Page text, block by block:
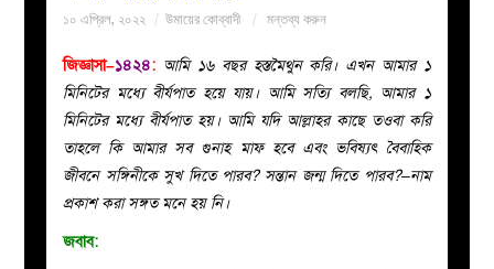
নারীদের
পাতা
প্রশ্ন
১০ এপ্রিল, ২০২২ উমায়ের কোব্বাদী মন্তব্য করুন
জিজ্ঞাসা–১৪২৪: আমি ১৬ বছর হস্তমৈথুন করি। এখন আমার ১
মিনিটের মধ্যে বীর্যপাত হয়ে যায়। আমি সত্যি বলছি, আমার ১
মিনিটের মধ্যে বীর্যপাত হয়। আমি যদি আল্লাহর কাছে তওবা করি
তাহলে কি আমার সব গুনাহ মাফ হবে এবং ভবিষ্যৎ বৈবাহিক
জীবনে সঙ্গিনীকে সুখ দিতে পারব? সন্তান জন্ম দিতে পারব?–নাম
প্রকাশ করা সঙ্গত মনে হয় নি।
জবাব: